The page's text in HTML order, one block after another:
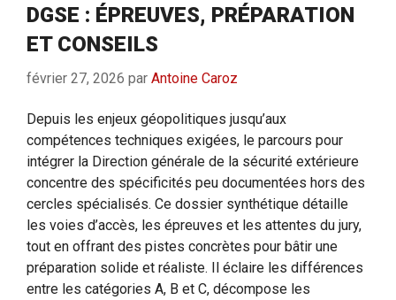
DGSE : ÉPREUVES, PRÉPARATION
ET CONSEILS
février 27, 2026 par Antoine Caroz
Depuis les enjeux géopolitiques jusqu’aux
compétences techniques exigées, le parcours pour
intégrer la Direction générale de la sécurité extérieure
concentre des spécificités peu documentées hors des
cercles spécialisés. Ce dossier synthétique détaille
les voies d’accès, les épreuves et les attentes du jury,
tout en offrant des pistes concrètes pour bâtir une
préparation solide et réaliste. Il éclaire les différences
entre les catégories A, B et C, décompose les